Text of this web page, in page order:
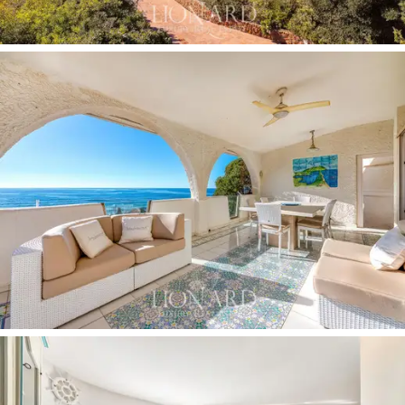
cuisine moderne et bien équipée, ainsi que la salle de
bains de courtoisie, complètent ce niveau. Les suites
du premier étage, chacune avec salle de bain privée,
s'ouvrent sur une terrasse panoramique invitant à
profiter du magnifique panorama qui s'offre à nous. Les
intérieurs sont complétés par le logement indépendant
au rez-de-jardin et la charmante annexe, qui offrent des
espaces autonomes et polyvalents jouissant d'une
totale intimité.
L'extérieur est un véritable chef-d'œuvre
d'aménagement paysager, avec un jardin bien
entretenu de 1540 m² qui s'étend jusqu'à la plage
privée. L'attention portée aux détails se reflète dans
chaque recoin, du patio organisé pour un déjeuner léger
en plein air à la zone de plage équipée. La propriété est